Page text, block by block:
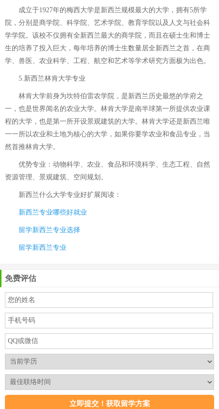
成立于1927年的梅西大学是新西兰规模最大的大学，拥有5所学
院，分别是商学院、科学院、艺术学院、教育学院以及人文与社会科
学学院。该校不仅拥有全新西兰最大的商学院，而且在硕士生和博士
生的培养了投入巨大，每年培养的博士生数量居全新西兰之首，在商
学、兽医、农业科学、工程、航空和艺术等学术研究方面极为出色。
5.新西兰林肯大学专业
林肯大学前身为坎特伯雷农学院，是新西兰历史最悠的学府之
一，也是世界闻名的农业大学。林肯大学是南半球第一所提供农业课
程的大学，也是第一所开设景观建筑的大学。林肯大学还是新西兰唯
一一所以农业和土地为核心的大学，如果你要学农业和食品专业，当
然首推林肯大学。
优势专业：动物科学、农业、食品和环境科学、生态工程、自然
资源管理、景观建筑、空间规划。
新西兰什么大学专业好扩展阅读：
新西兰专业哪些好就业
留学新西兰专业选择
留学新西兰专业
免费评估